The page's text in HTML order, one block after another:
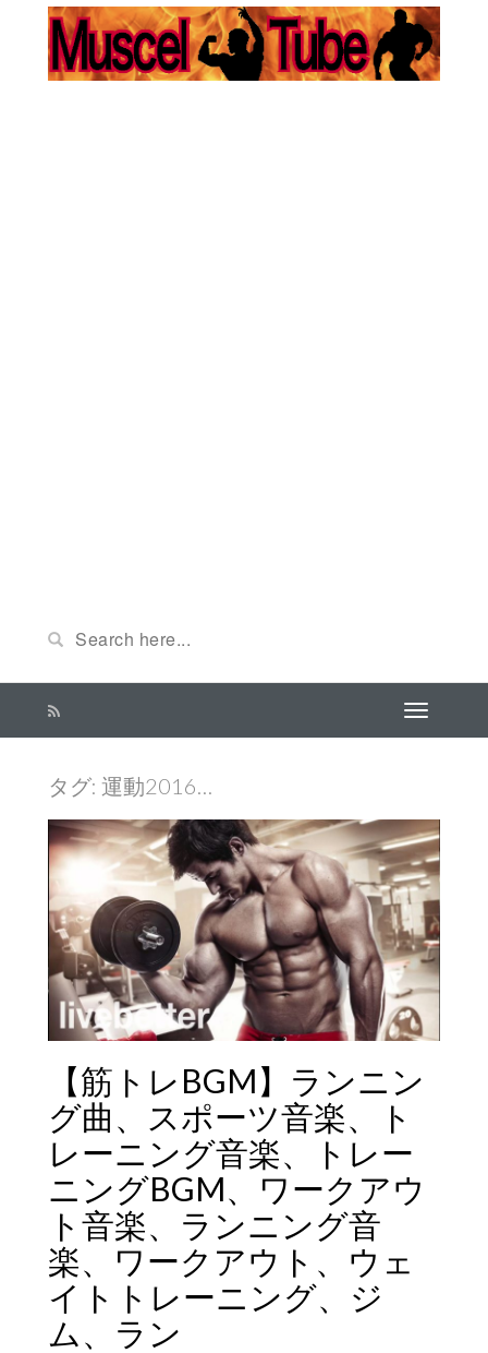
タグ: 運動2016…
【筋トレBGM】ランニン
グ曲、スポーツ音楽、ト
レーニング音楽、トレー
ニングBGM、ワークアウ
ト音楽、ランニング音
楽、ワークアウト、ウェ
イトトレーニング、ジ
ム、ラン